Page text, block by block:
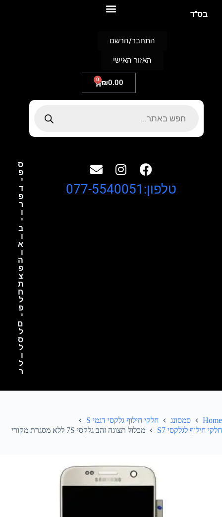
בס"ד
₪0.00
0
התחבר/הרשם
האזור האישי
ס
פ
י
ד
פ
ר
ו
י
ב
ו
א
ו
ה
פ
צ
ת
ח
ל
פ
י
ם
ל
ס
ל
ו
ל
ר
טלפון:077-5540051
Home סמסונג
חלקי חילוף גלקסי דגמי S
חלקי חילוף לגלקסי S7
מכלול תצוגה זהב גלקסי 7S ללא מסגרת מקורי